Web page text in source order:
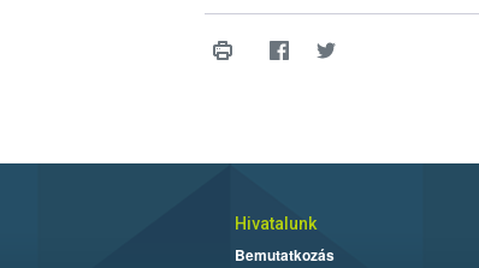
Hivatalunk
Bemutatkozás